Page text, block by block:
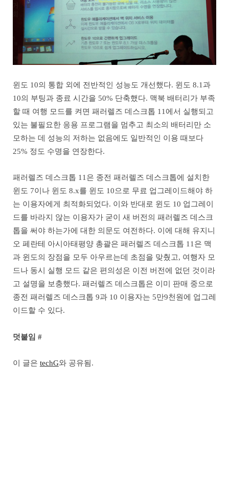
윈도 10의 통합 외에 전반적인 성능도 개선했다. 윈도 8.1과
10의 부팅과 종료 시간을 50% 단축했다. 맥북 배터리가 부족
할 때 여행 모드를 켜면 패러렐즈 데스크톱 11에서 실행되고
있는 불필요한 응용 프로그램을 멈추고 최소의 배터리만 소
모하는 데 성능의 저하는 없음에도 일반적인 이용 때보다
25% 정도 수명을 연장한다.
패러렐즈 데스크톱 11은 종전 패러렐즈 데스크톱에 설치한
윈도 7이나 윈도 8.x를 윈도 10으로 무료 업그레이드해야 하
는 이용자에게 최적화되었다. 이와 반대로 윈도 10 업그레이
드를 바라지 않는 이용자가 굳이 새 버전의 패러렐즈 데스크
톱을 써야 하는가에 대한 의문도 여전하다. 이에 대해 유지니
오 페란테 아시아태평양 총괄은 패러렐즈 데스크톱 11은 맥
과 윈도의 장점을 모두 아우르는데 초점을 맞췄고, 여행자 모
드나 동시 실행 모드 같은 편의성은 이전 버전에 없던 것이라
고 설명을 보충했다. 패러렐즈 데스크톱은 이미 판매 중으로
종전 패러렐즈 데스크톱 9과 10 이용자는 5만9천원에 업그레
이드할 수 있다.
덧붙임 #
이 글은 techG와 공유됨.